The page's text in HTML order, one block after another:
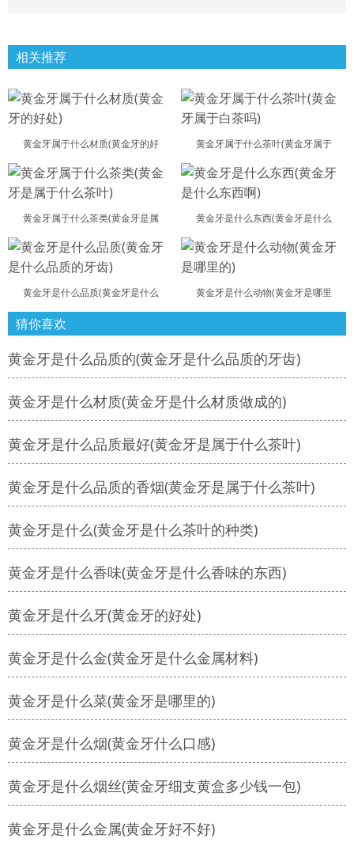
相关推荐
黄金牙属于什么材质(黄金牙的好 黄金牙属于什么茶叶(黄金牙属于
黄金牙属于什么茶类(黄金牙是属 黄金牙是什么东西(黄金牙是什么
黄金牙是什么品质(黄金牙是什么 黄金牙是什么动物(黄金牙是哪里
猜你喜欢
黄金牙是什么品质的(黄金牙是什么品质的牙齿)
黄金牙是什么材质(黄金牙是什么材质做成的)
黄金牙是什么品质最好(黄金牙是属于什么茶叶)
黄金牙是什么品质的香烟(黄金牙是属于什么茶叶)
黄金牙是什么(黄金牙是什么茶叶的种类)
黄金牙是什么香味(黄金牙是什么香味的东西)
黄金牙是什么牙(黄金牙的好处)
黄金牙是什么金(黄金牙是什么金属材料)
黄金牙是什么菜(黄金牙是哪里的)
黄金牙是什么烟(黄金牙什么口感)
黄金牙是什么烟丝(黄金牙细支黄盒多少钱一包)
黄金牙是什么金属(黄金牙好不好)